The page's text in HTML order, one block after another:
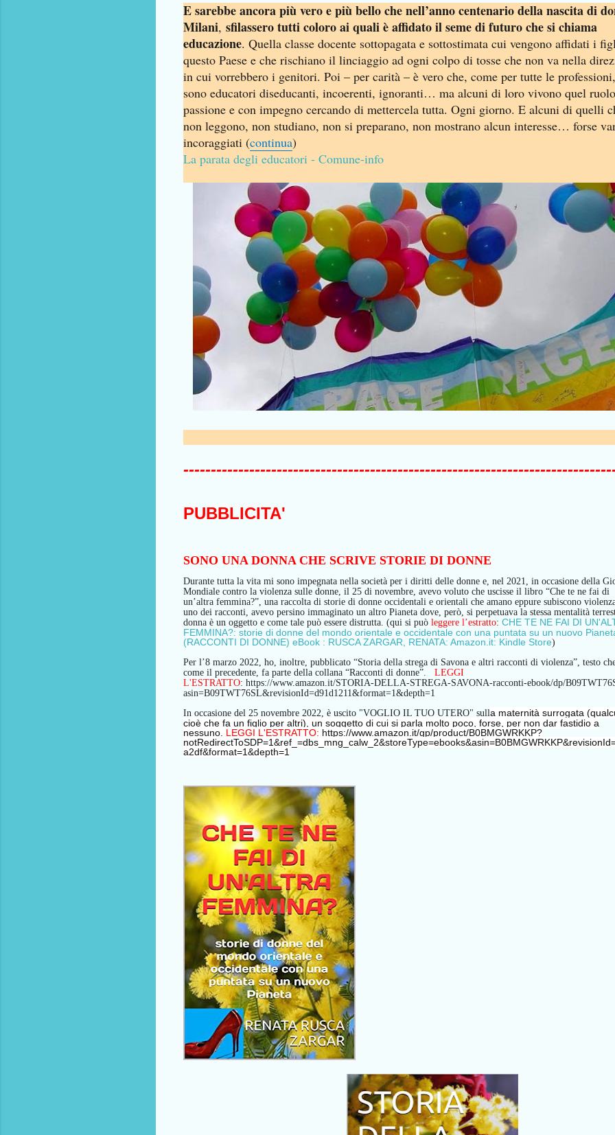
E sarebbe ancora più vero e più bello che nell’anno centenario della nascita di
Milani, sfilassero tutti coloro ai quali è affidato il seme di futuro che si chiama
educazione. Quella classe docente sottopagata e sottostimata cui vengono affidati i
questo Paese e che rischiano il linciaggio ad ogni colpo di tosse che non va nella
in cui vorrebbero i genitori. Poi – per carità – è vero che, come per tutte le
sono educatori diseducanti, incoerenti, ignoranti… ma alcuni di loro vivono quel
passione e con impegno cercando di mettercela tutta. Ogni giorno. E alcuni di quelli
non leggono, non studiano, non si preparano, non mostrano alcun interesse… forse
incoraggiati (continua)
La parata degli educatori - Comune-info
PUBBLICITA'
SONO UNA DONNA CHE SCRIVE STORIE DI DONNE
Durante tutta la vita mi sono impegnata nella società per i diritti delle donne e nel 2021, in occasione della
Mondiale contro la violenza sulle donne, il 25 di novembre, avevo voluto che uscisse il libro “Che te ne fai di
un’altra femmina?”, una raccolta di storie di donne occidentali e orientali che amano eppure subiscono
uno dei racconti, avevo persino immaginato un altro Pianeta dove, però, si perpetuava la stessa mentalità
donna è un oggetto e come tale può essere distrutta. (qui si può leggere l’estratto: CHE TE NE FAI DI
FEMMINA?: storie di donne del mondo orientale e occidentale con una puntata su un nuovo
(RACCONTI DI DONNE) eBook : RUSCA ZARGAR, RENATA: Amazon.it: Kindle Store)
Per l’8 marzo 2022, ho, inoltre, pubblicato “Storia della strega di Savona e altri racconti di violenza”, testo
come il precedente, fa parte della collana “Racconti di donne”.
LEGGI
L'ESTRATTO: https://www.amazon.it/STORIA-DELLA-STREGA-SAVONA-racconti-ebook/dp/
asin=B09TWT76SL&revisionId=d91d1211&format=1&depth=1
In occasione del 25 novembre 2022, è uscito "VOGLIO IL TUO UTERO" sulla maternità surrogata
cioè che fa un figlio per altri), un soggetto di cui si parla molto poco, forse, per non dar fastidio a
nessuno. LEGGI L'ESTRATTO: https://www.amazon.it/gp/product/B0BMGWRKKP?
a2df&format=1&depth=1